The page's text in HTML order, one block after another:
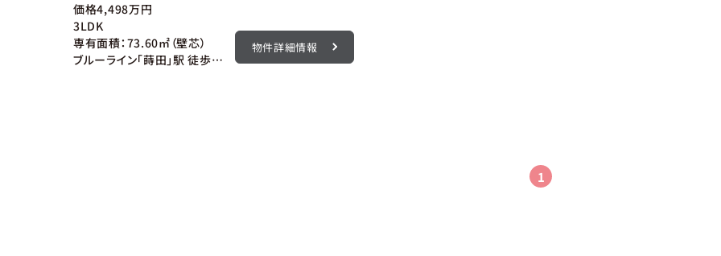
価格4,498万円
3LDK
専有面積：73.60㎡（壁芯）
ブルーライン「蒔田」駅 徒歩5分
物件詳細情報
1